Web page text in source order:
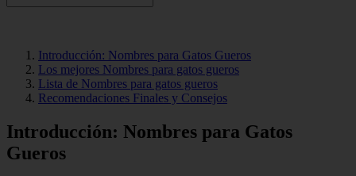
Introducción: Nombres para Gatos Gueros
Los mejores Nombres para gatos gueros
Lista de Nombres para gatos gueros
Recomendaciones Finales y Consejos
Introducción: Nombres para Gatos
Gueros